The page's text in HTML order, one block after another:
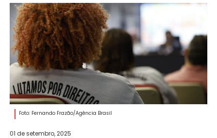
Foto: Fernando Frazão/Agência Brasil
01 de setembro, 2025